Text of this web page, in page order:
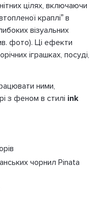
цілях, включаючи
краплі” в
візуальних
фото). Ці ефекти
іграшках, посуді,
ними,
з феном в стилі ink
чорнил Pinata